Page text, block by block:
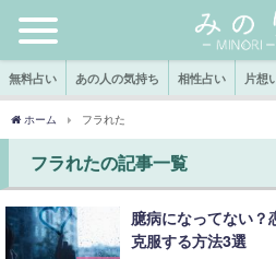
無料占い あの人の気持ち 相性占い 片想
ホーム フラれた
フラれたの記事一覧
臆病になってない？
克服する方法3選